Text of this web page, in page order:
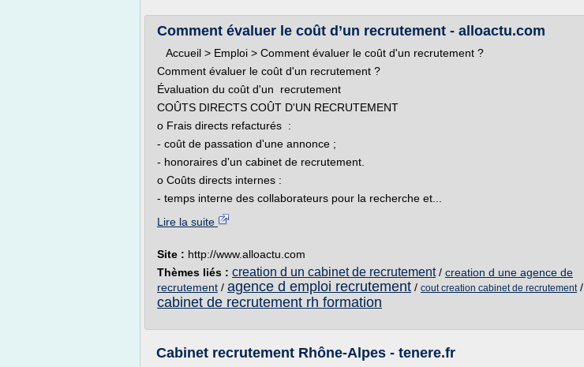
Comment évaluer le coût d’un recrutement - alloactu.com
Accueil > Emploi > Comment évaluer le coût d'un recrutement ?
Comment évaluer le coût d'un recrutement ?
Évaluation du coût d'un recrutement
COÛTS DIRECTS COÛT D'UN RECRUTEMENT
o Frais directs refacturés :
- coût de passation d'une annonce ;
- honoraires d'un cabinet de recrutement.
o Coûts directs internes :
- temps interne des collaborateurs pour la recherche et...
Lire la suite
Site : http://www.alloactu.com
Thèmes liés : creation d un cabinet de recrutement/ creation d une agence de
recrutement / agence d emploi recrutement / cout creation cabinet de recrutement/
cabinet de recrutement rh formation
Cabinet recrutement Rhône-Alpes - tenere.fr